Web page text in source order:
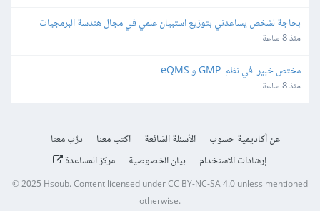
بحاجة لشخص يساعدني بتوزيع استبيان علمي في مجال هندسة البرمجيات
منذ 8 ساعة
مختص خبير  في نظم  GMP و eQMS
منذ 8 ساعة
عن أكاديمية حسوب الأسئلة الشائعة اكتب معنا
درّب معنا
إرشادات الاستخدام
بيان الخصوصية مركز المساعدة
© 2025 Hsoub.Content licensed underCC BY-NC-SA 4.0unless mentioned
otherwise.